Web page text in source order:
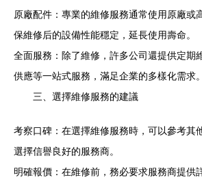
原廠配件：專業的維修服務通常使用原廠或
保維修后的設備性能穩定，延長使用壽命。
全面服務：除了維修，許多公司還提供定期
供應等一站式服務，滿足企業的多樣化需求。
三、選擇維修服務的建議
考察口碑：在選擇維修服務時，可以參考其
選擇信譽良好的服務商。
明確報價：在維修前，務必要求服務商提供